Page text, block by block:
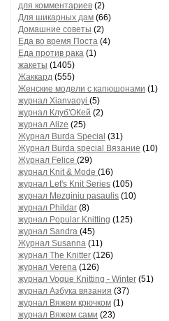
для комментариев (2)
Для шикарных дам (66)
Домашние советы (2)
Еда во время Поста (4)
Еда против рака (1)
жакеты (1405)
Жаккард (555)
Женские модели с капюшонами (1)
журнал Xianvaoyi (5)
журнал Клуб'ОКей (2)
журнал Alize (25)
Журнал Burda Special (31)
Журнал Burda special Вязание (10)
Журнал Felice (29)
журнал Knit & Mode (16)
журнал Let's Knit Series (105)
журнал Mezginiu pasaulis (10)
журнал Phildar (8)
журнал Popular Knitting (125)
журнал Sandra (45)
Журнал Susanna (11)
журнал The Knitter (126)
журнал Verena (126)
журнал Vogue Knitting - Winter (51)
журнал Азбука вязания (37)
журнал Вяжем крючком (1)
журнал Вяжем сами (23)